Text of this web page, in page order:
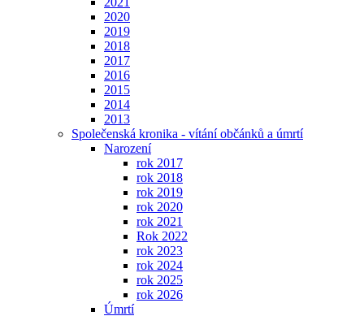
2020
2019
2018
2017
2016
2015
2014
2013
Společenská kronika - vítání občánků a úmrtí
Narození
rok 2017
rok 2018
rok 2019
rok 2020
rok 2021
Rok 2022
rok 2023
rok 2024
rok 2025
rok 2026
Úmrtí